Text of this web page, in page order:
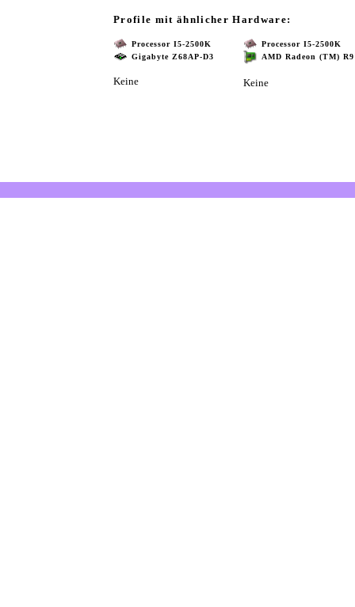
Profile mit ähnlicher Hardware:
Processor I5-2500K
Gigabyte Z68AP-D3
Keine
Processor I5-2500K
AMD Radeon (TM) R9
Keine